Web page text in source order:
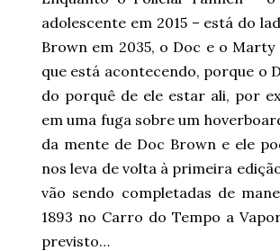
adolescente em 2015 – está do
Brown em 2035, o Doc e o
que está acontecendo, porque o
do porquê de ele estar ali, por
em uma fuga sobre um
da mente de Doc Brown e ele
nos leva de volta à primeira
vão sendo completadas de
1893 no Carro do Tempo a
previsto…